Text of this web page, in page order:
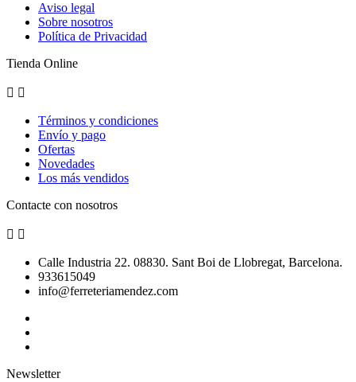
Aviso legal
Sobre nosotros
Política de Privacidad
Tienda Online
 
Términos y condiciones
Envío y pago
Ofertas
Novedades
Los más vendidos
Contacte con nosotros
 
Calle Industria 22. 08830. Sant Boi de Llobregat, Barcelona.
933615049
info@ferreteriamendez.com
Newsletter